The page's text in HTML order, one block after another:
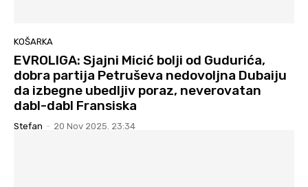
KOŠARKA
EVROLIGA: Sjajni Micić bolji od Gudurića,
dobra partija Petruševa nedovoljna Dubaiju
da izbegne ubedljiv poraz, neverovatan
dabl-dabl Fransiska
Stefan - 20 Nov 2025. 23:34